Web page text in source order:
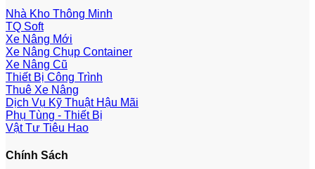
Nhà Kho Thông Minh
TQ Soft
Xe Nâng Mới
Xe Nâng Chụp Container
Xe Nâng Cũ
Thiết Bị Công Trình
Thuê Xe Nâng
Dịch Vụ Kỹ Thuật Hậu Mãi
Phụ Tùng - Thiết Bị
Vật Tư Tiêu Hao
Chính Sách